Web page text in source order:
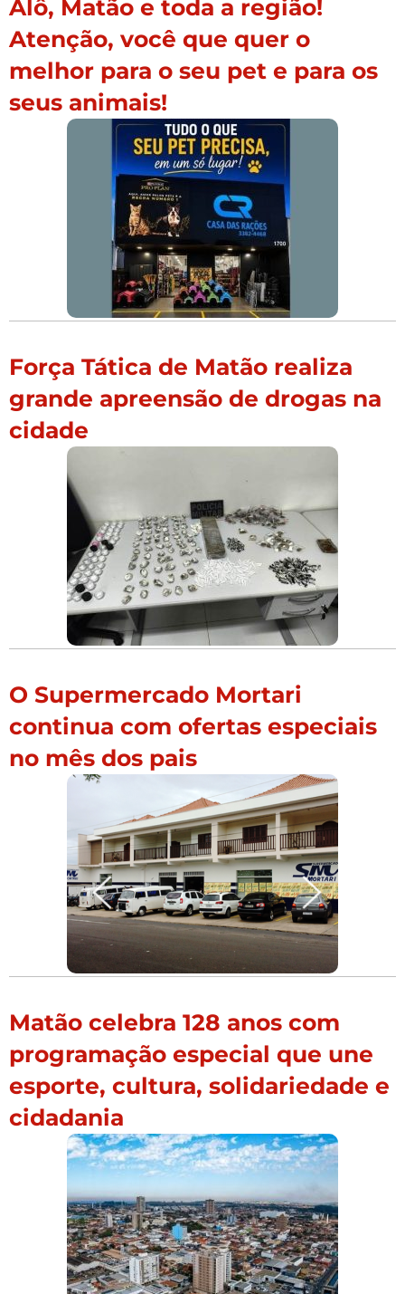
Alô, Matão e toda a região!
Atenção, você que quer o
melhor para o seu pet e para os
seus animais!
Força Tática de Matão realiza
grande apreensão de drogas na
cidade
O Supermercado Mortari
continua com ofertas especiais
no mês dos pais
Matão celebra 128 anos com
programação especial que une
esporte, cultura, solidariedade e
cidadania